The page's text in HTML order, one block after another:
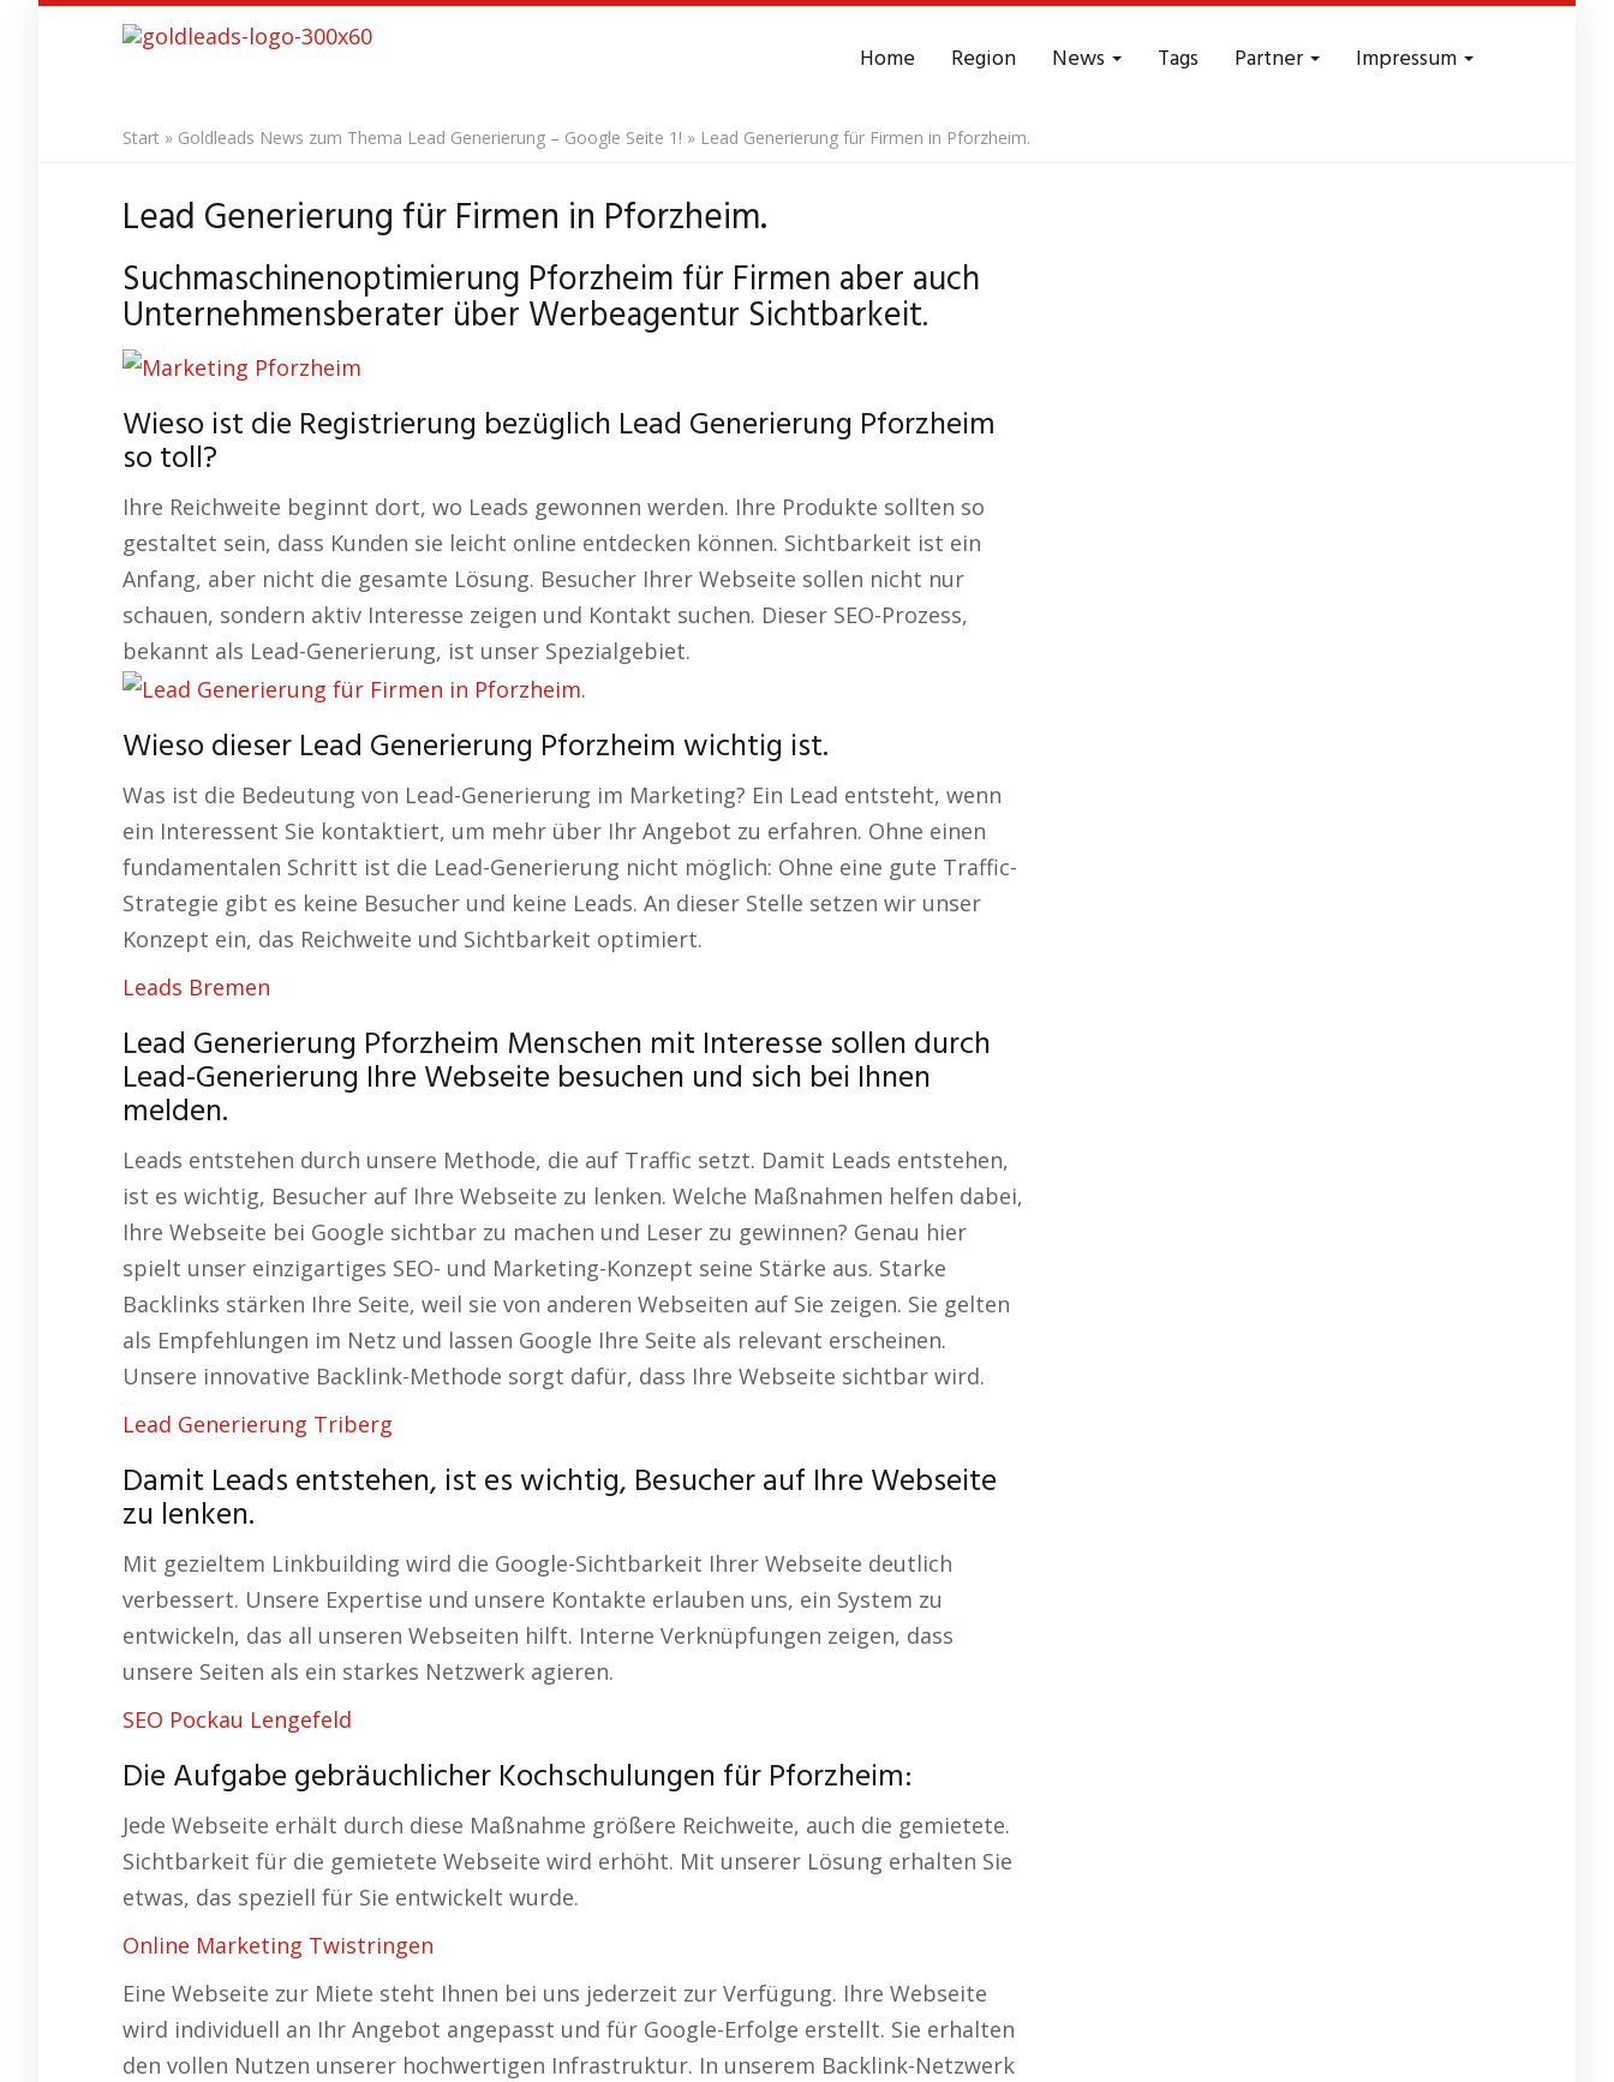
Home Region News Tags Partner Impressum
Start » Goldleads News zum Thema Lead Generierung – Google Seite 1! » Lead Generierung für Firmen in Pforzheim.
Lead Generierung für Firmen in Pforzheim.
Suchmaschinenoptimierung Pforzheim für Firmen aber auch
Unternehmensberater über Werbeagentur Sichtbarkeit.
Wieso ist die Registrierung bezüglich Lead Generierung Pforzheim
so toll?
Ihre Reichweite beginnt dort, wo Leads gewonnen werden. Ihre Produkte sollten so
gestaltet sein, dass Kunden sie leicht online entdecken können. Sichtbarkeit ist ein
Anfang, aber nicht die gesamte Lösung. Besucher Ihrer Webseite sollen nicht nur
schauen, sondern aktiv Interesse zeigen und Kontakt suchen. Dieser SEO-Prozess,
bekannt als Lead-Generierung, ist unser Spezialgebiet.
Wieso dieser Lead Generierung Pforzheim wichtig ist.
Was ist die Bedeutung von Lead-Generierung im Marketing? Ein Lead entsteht, wenn
ein Interessent Sie kontaktiert, um mehr über Ihr Angebot zu erfahren. Ohne einen
fundamentalen Schritt ist die Lead-Generierung nicht möglich: Ohne eine gute Traffic-
Strategie gibt es keine Besucher und keine Leads. An dieser Stelle setzen wir unser
Konzept ein, das Reichweite und Sichtbarkeit optimiert.
Leads Bremen
Lead Generierung Pforzheim Menschen mit Interesse sollen durch
Lead-Generierung Ihre Webseite besuchen und sich bei Ihnen
melden.
Leads entstehen durch unsere Methode, die auf Traffic setzt. Damit Leads entstehen,
ist es wichtig, Besucher auf Ihre Webseite zu lenken. Welche Maßnahmen helfen dabei,
Ihre Webseite bei Google sichtbar zu machen und Leser zu gewinnen? Genau hier
spielt unser einzigartiges SEO- und Marketing-Konzept seine Stärke aus. Starke
Backlinks stärken Ihre Seite, weil sie von anderen Webseiten auf Sie zeigen. Sie gelten
als Empfehlungen im Netz und lassen Google Ihre Seite als relevant erscheinen.
Unsere innovative Backlink-Methode sorgt dafür, dass Ihre Webseite sichtbar wird.
Lead Generierung Triberg
Damit Leads entstehen, ist es wichtig, Besucher auf Ihre Webseite
zu lenken.
Mit gezieltem Linkbuilding wird die Google-Sichtbarkeit Ihrer Webseite deutlich
verbessert. Unsere Expertise und unsere Kontakte erlauben uns, ein System zu
entwickeln, das all unseren Webseiten hilft. Interne Verknüpfungen zeigen, dass
unsere Seiten als ein starkes Netzwerk agieren.
SEO Pockau Lengefeld
Die Aufgabe gebräuchlicher Kochschulungen für Pforzheim:
Jede Webseite erhält durch diese Maßnahme größere Reichweite, auch die gemietete.
Sichtbarkeit für die gemietete Webseite wird erhöht. Mit unserer Lösung erhalten Sie
etwas, das speziell für Sie entwickelt wurde.
Online Marketing Twistringen
Eine Webseite zur Miete steht Ihnen bei uns jederzeit zur Verfügung. Ihre Webseite
wird individuell an Ihr Angebot angepasst und für Google-Erfolge erstellt. Sie erhalten
den vollen Nutzen unserer hochwertigen Infrastruktur. In unserem Backlink-Netzwerk